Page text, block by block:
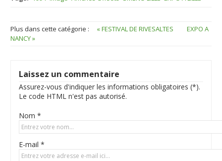
Plus dans cette catégorie : « FESTIVAL DE RIVESALTES
EXPO A
NANCY »
Laissez un commentaire
Assurez-vous d'indiquer les informations obligatoires (*).
Le code HTML n'est pas autorisé.
Nom *
E-mail *